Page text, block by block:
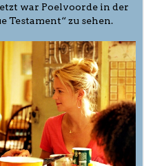
war Poelvoorde in der
Testament“ zu sehen.